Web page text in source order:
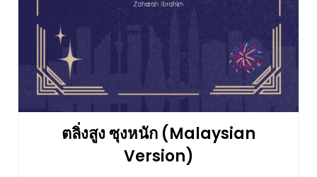
ตลิ่งสูง ซุงหนัก (Malaysian
Version)